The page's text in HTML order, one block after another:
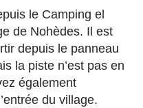
le Camping el
de Nohèdes. Il est
depuis le panneau
la piste n’est pas en
également
du village.